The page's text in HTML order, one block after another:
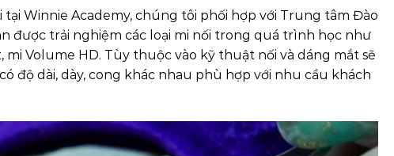
Winnie Academy, chúng tôi phối hợp với Trung tâm Đào
được trải nghiệm các loại mi nối trong quá trình học như
Volume HD. Tùy thuộc vào kỹ thuật nối và dáng mắt sẽ
độ dài, dày, cong khác nhau phù hợp với nhu cầu khách